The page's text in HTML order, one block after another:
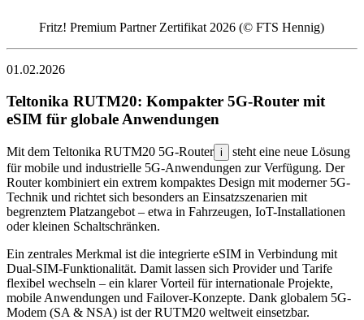
Fritz! Premium Partner Zertifikat 2026 (© FTS Hennig)
01.02.2026
Teltonika RUTM20: Kompakter 5G-Router mit
eSIM für globale Anwendungen
Mit dem Teltonika RUTM20 5G-Router i
steht eine neue Lösung
für mobile und industrielle 5G-Anwendungen zur Verfügung. Der
Router kombiniert ein extrem kompaktes Design mit moderner 5G-
Technik und richtet sich besonders an Einsatzszenarien mit
begrenztem Platzangebot – etwa in Fahrzeugen, IoT-Installationen
oder kleinen Schaltschränken.
Ein zentrales Merkmal ist die integrierte eSIM in Verbindung mit
Dual-SIM-Funktionalität. Damit lassen sich Provider und Tarife
flexibel wechseln – ein klarer Vorteil für internationale Projekte,
mobile Anwendungen und Failover-Konzepte. Dank globalem 5G-
Modem (SA & NSA) ist der RUTM20 weltweit einsetzbar.